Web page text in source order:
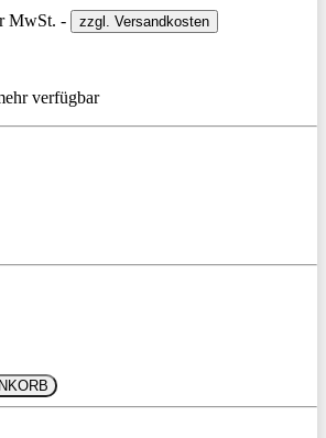
MwSt. - zzgl. Versandkosten
verfügbar